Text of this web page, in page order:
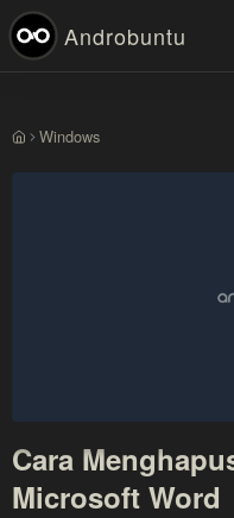
Androbuntu
BerandaWindows
Cara
Microsoft Word